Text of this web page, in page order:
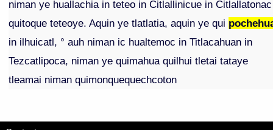
niman ye huallachia in teteo in Citlallinicue in Citlallatonac
quitoque teteoye. Aquin ye tlatlatia, aquin ye qui
in ilhuicatl, ° auh niman ic hualtemoc in Titlacahuan in
Tezcatlipoca, niman ye quimahua quilhui tletai tataye
tleamai niman quimonquequechcoton